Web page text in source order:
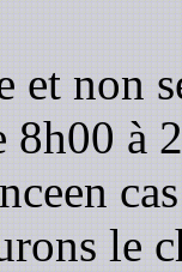
et non
à
le